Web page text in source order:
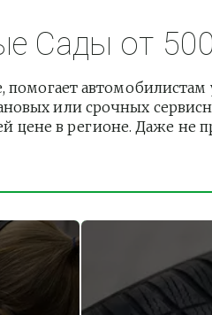
Сады от
или срочных
в регионе. Даже не